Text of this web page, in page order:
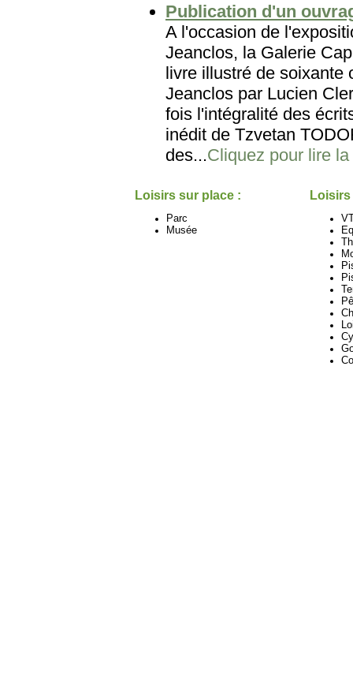
Publication d'un
A l'occasion de
Jeanclos, la Galerie
livre illustré de soixante
Jeanclos par Lucien
fois l'intégralité des
inédit de Tzvetan
des...Cliquez pour lire
Loisirs sur place :
Parc
Musée